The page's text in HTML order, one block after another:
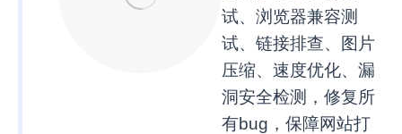
试、浏览器兼容测
试、链接排查、图片
压缩、速度优化、漏
洞安全检测，修复所
有bug，保障网站打